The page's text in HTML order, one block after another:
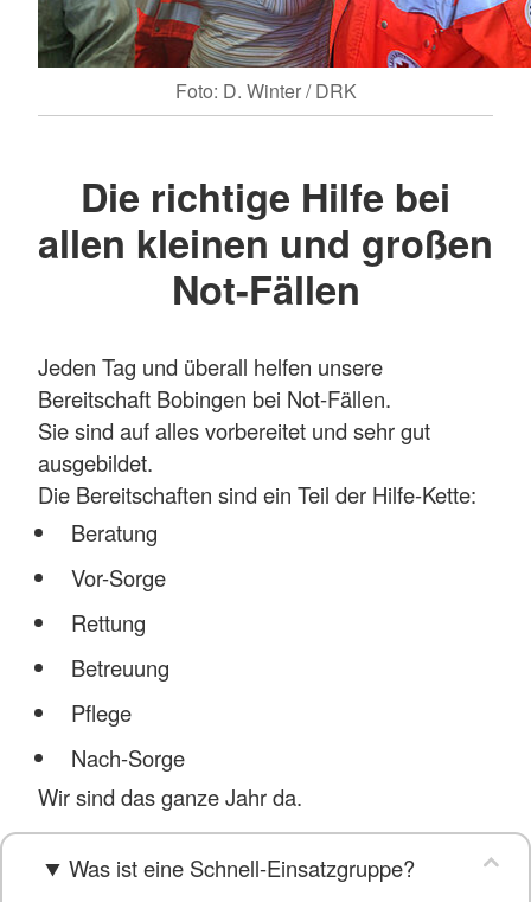
Foto: D. Winter / DRK
Die richtige Hilfe bei
allen kleinen und großen
Not-Fällen
Jeden Tag und überall helfen unsere
Bereitschaft Bobingen bei Not-Fällen.
Sie sind auf alles vorbereitet und sehr gut
ausgebildet.
Die Bereitschaften sind ein Teil der Hilfe-Kette:
Beratung
Vor-Sorge
Rettung
Betreuung
Pflege
Nach-Sorge
Wir sind das ganze Jahr da.
Was ist eine Schnell-Einsatzgruppe?